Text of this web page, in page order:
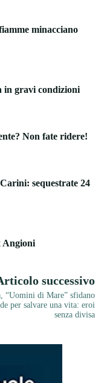
minacciano
in gravi condizioni
Non fate ridere!
sequestrate 24
Angioni
successivo
“Uomini di Mare” sfidano
per salvare una vita: eroi
senza divisa